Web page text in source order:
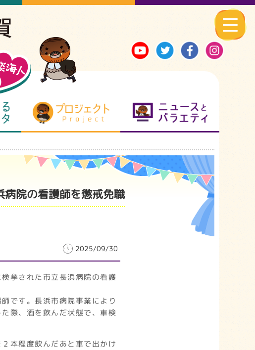
まるまる地元ネタ プロジェクト
院の看護師を懲戒免職
2025/09/30
挙された市立長浜病院の看護
です。長浜市病院事業により
際、酒を飲んだ状態で、車検
本程度飲んだあと車で出かけ